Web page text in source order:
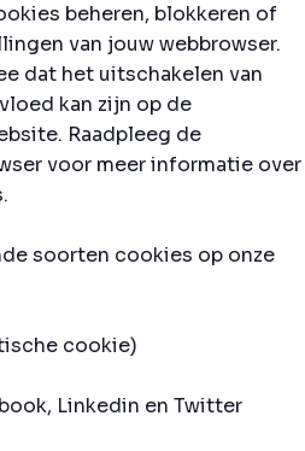
beheren, blokkeren of
van jouw webbrowser.
dat het uitschakelen van
kan zijn op de
Raadpleeg de
voor meer informatie over
soorten cookies op onze
cookie)
Linkedin en Twitter